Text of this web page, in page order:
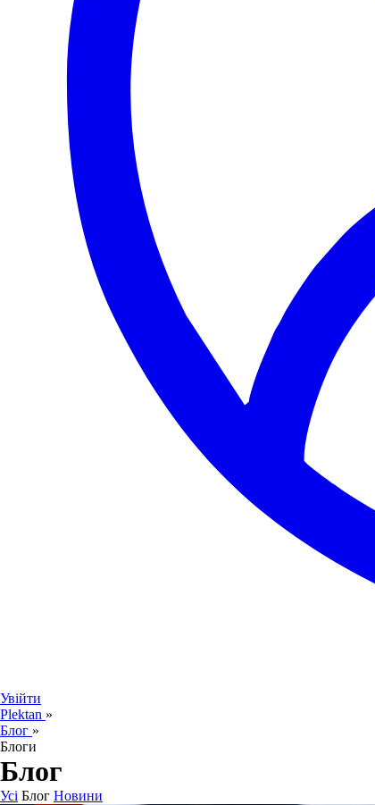
Увійти
Plektan »
Блог »
Блоги
Блог
Усі Блог Новини